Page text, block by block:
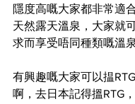
隱度高嘅大家都非常適
天然露天溫泉，大家就
求而享受唔同種類嘅溫
有興趣嘅大家可以揾
啊，去日本記得搵RTG